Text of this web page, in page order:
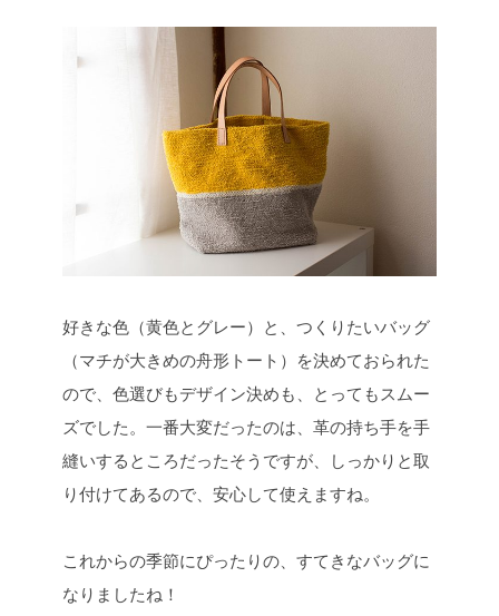
好きな色（黄色とグレー）と、つくりたいバッグ
（マチが大きめの舟形トート）を決めておられた
ので、色選びもデザイン決めも、とってもスムー
ズでした。一番大変だったのは、革の持ち手を手
縫いするところだったそうですが、しっかりと取
り付けてあるので、安心して使えますね。
これからの季節にぴったりの、すてきなバッグに
なりましたね！